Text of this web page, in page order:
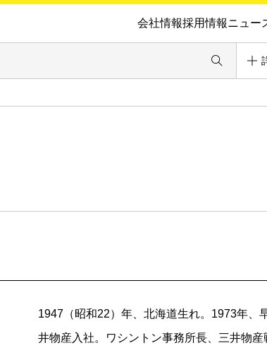
会社情報採用情報ニュー
1947（昭和22）年、北海道生れ。1973年、
井物産入社。ワシントン事務所長、三井物